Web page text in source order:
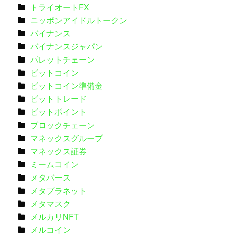
トライオートFX
ニッポンアイドルトークン
バイナンス
バイナンスジャパン
パレットチェーン
ビットコイン
ビットコイン準備金
ビットトレード
ビットポイント
ブロックチェーン
マネックスグループ
マネックス証券
ミームコイン
メタバース
メタプラネット
メタマスク
メルカリNFT
メルコイン